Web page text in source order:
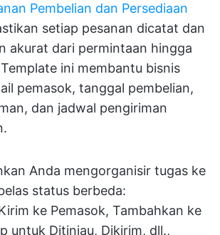
Pembelian dan Persediaan
setiap pesanan dicatat dan
akurat dari permintaan hingga
ini membantu bisnis
pemasok, tanggal pembelian,
dan jadwal pengiriman
Anda mengorganisir tugas ke
status berbeda:
ke Pemasok, Tambahkan ke
untuk Ditinjau, Dikirim, dll.,